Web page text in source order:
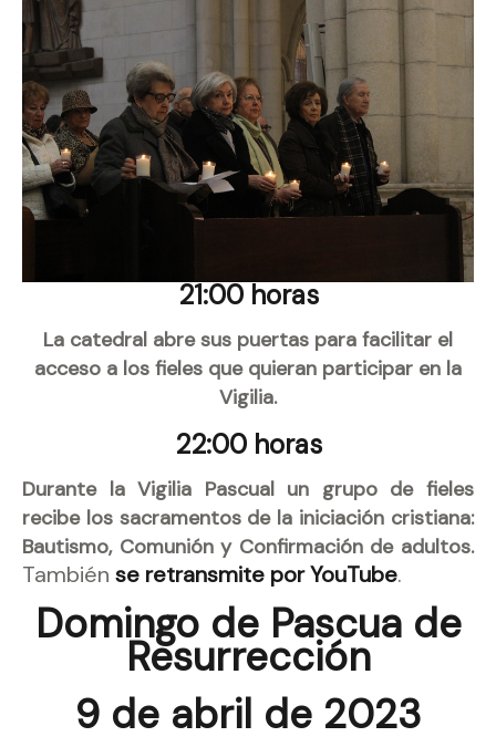
21:00 horas
La catedral abre sus puertas para facilitar el
acceso a los fieles que quieran participar en la
Vigilia.
22:00 horas
Durante la Vigilia Pascual un grupo de fieles
recibe los sacramentos de la iniciación cristiana:
Bautismo, Comunión y Confirmación de adultos.
También se retransmite por YouTube.
Domingo de Pascua de
Resurrección
9 de abril de 2023